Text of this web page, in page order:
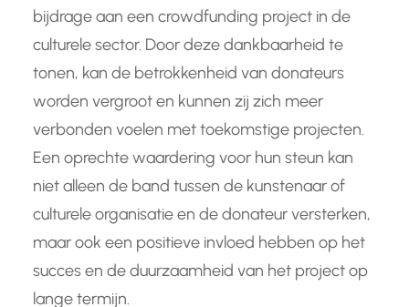
bijdrage aan een crowdfunding project in de
culturele sector. Door deze dankbaarheid te
tonen, kan de betrokkenheid van donateurs
worden vergroot en kunnen zij zich meer
verbonden voelen met toekomstige projecten.
Een oprechte waardering voor hun steun kan
niet alleen de band tussen de kunstenaar of
culturele organisatie en de donateur versterken,
maar ook een positieve invloed hebben op het
succes en de duurzaamheid van het project op
lange termijn.